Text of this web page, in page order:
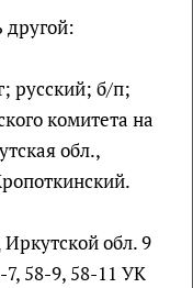
другой:
русский; б/п;
комитета на
обл.,
обл. 9
7, 58-9, 58-11 УК